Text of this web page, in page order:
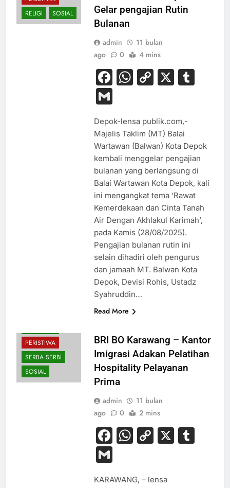
RELIGI
SOSIAL
Gelar pengajian Rutin
Bulanan
admin
11 bulan
ago
0 4 mins
Facebook
WhatsApp
Copy
X
Gmail
Depok-lensa publik.com,-
Majelis Taklim (MT) Balai
Wartawan (Balwan) Kota Depok
kembali menggelar pengajian
bulanan yang berlangsung di
Balai Wartawan Kota Depok, kali
ini mengangkat tema ‘Rawat
Kemerdekaan dan Cinta Tanah
Air Dengan Akhlakul Karimah’,
pada Kamis (28/08/2025).
Pengajian bulanan rutin ini
selain dihadiri oleh pengurus
dan jamaah MT. Balwan Kota
Depok, Devisi Rohis, Ustadz
Syahruddin…
Read More
PERISTIWA
SERBA SERBI
SOSIAL
BRI BO Karawang – Kantor
Imigrasi Adakan Pelatihan
Hospitality Pelayanan
Prima
admin
11 bulan
ago
0 2 mins
Facebook
WhatsApp
Copy
X
Gmail
KARAWANG, – lensa